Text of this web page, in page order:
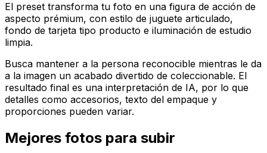
El preset transforma tu foto en una figura de acción de
aspecto prémium, con estilo de juguete articulado,
fondo de tarjeta tipo producto e iluminación de estudio
limpia.
Busca mantener a la persona reconocible mientras le da
a la imagen un acabado divertido de coleccionable. El
resultado final es una interpretación de IA, por lo que
detalles como accesorios, texto del empaque y
proporciones pueden variar.
Mejores fotos para subir